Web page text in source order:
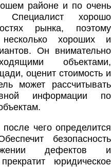
районе и по очень
Специалист хорошо
рынка, поэтому
несколько хороших и
Он внимательно
объектами,
оценит стоимость и
может рассчитывать
информации по
чего определится
безопасность
дефектов и
юридическое